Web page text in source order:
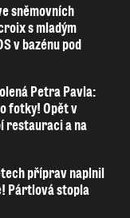
sněmovních
s mladým
v bazénu pod
Petra Pavla:
fotky! Opět v
restauraci a na
příprav naplnil
Pártlová stopla